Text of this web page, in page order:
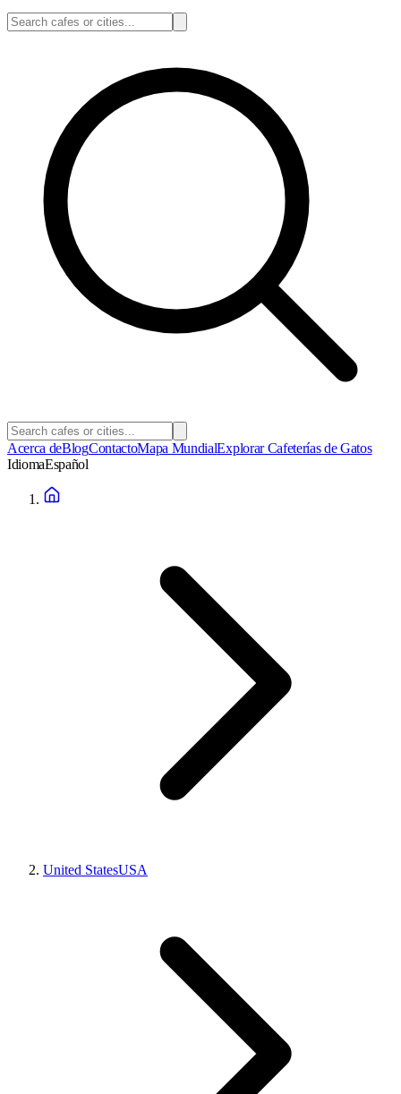
Acerca deBlogContactoMapa MundialExplorar Cafeterías de Gatos
IdiomaEspañol
United StatesUSA